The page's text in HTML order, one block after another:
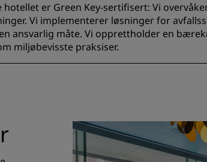
er Green Key-sertifisert: Vi
Vi implementerer løsninger for
ansvarlig måte. Vi opprettholder en
miljøbevisste praksiser.